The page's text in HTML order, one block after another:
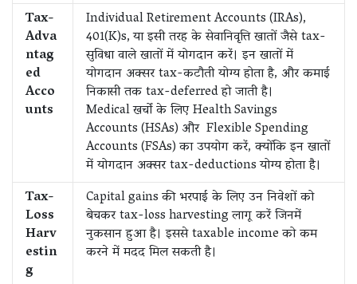
Tax-
Adva
ntag
ed
Acco
unts
Individual Retirement Accounts (IRAs),
401(K)s, या इसी तरह के सेवानिवृत्ति खातों जैसे tax-
सुविधा वाले खातों में योगदान करें। इन खातों में
योगदान अक्सर tax-कटौती योग्य होता है, और कमाई
निकासी तक tax-deferred हो जाती है।
Medical खर्चों के लिए Health Savings
Accounts (HSAs) और Flexible Spending
Accounts (FSAs) का उपयोग करें, क्योंकि इन खातों
में योगदान अक्सर tax-deductions योग्य होता है।
Tax-
Loss
Harv
estin
g
Capital gains की भरपाई के लिए उन निवेशों को
बेचकर tax-loss harvesting लागू करें जिनमें
नुकसान हुआ है। इससे taxable income को कम
करने में मदद मिल सकती है।